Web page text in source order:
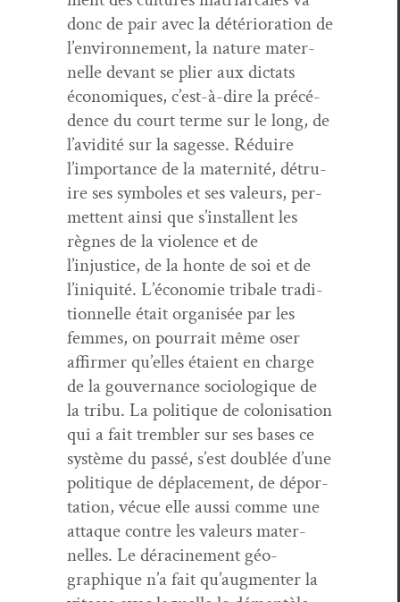
donc de pair avec la détéri­o­ra­tion de
l’environnement, la nature mater­
nelle devant se pli­er aux dic­tats
économiques, c’est-à-dire la précé­
dence du court terme sur le long, de
l’avidité sur la sagesse. Réduire
l’importance de la mater­nité, détru­
ire ses sym­bol­es et ses valeurs, per­
me­t­tent ain­si que s’installent les
règnes de la vio­lence et de
l’injustice, de la honte de soi et de
l’iniquité. L’économie trib­ale tra­di­
tion­nelle était organ­isée par les
femmes, on pour­rait même oser
affirmer qu’elles étaient en charge
de la gou­ver­nance soci­ologique de
la tribu. La poli­tique de coloni­sa­tion
qui a fait trem­bler sur ses bases ce
sys­tème du passé, s’est dou­blée d’une
poli­tique de déplace­ment, de dépor­
ta­tion, vécue elle aus­si comme une
attaque con­tre les valeurs mater­
nelles. Le déracin­e­ment géo­
graphique n’a fait qu’augmenter la